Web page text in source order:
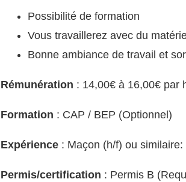
Possibilité de formation
Vous travaillerez avec du
Bonne ambiance de travail et
Rémunération : 14,00€ à 16,00€ par
Formation : CAP / BEP (Optionnel)
Expérience : Maçon (h/f) ou
Permis/certification : Permis B